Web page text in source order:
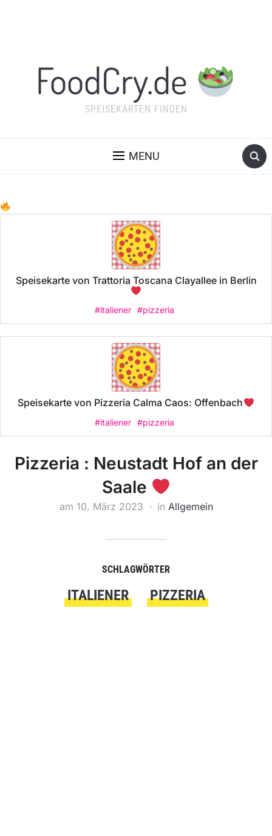
FoodCry.de
SPEISEKARTEN FINDEN
MENU
Speisekarte von Trattoria Toscana Clayallee in Berlin
#italiener #pizzeria
Speisekarte von Pizzeria Calma Caos: Offenbach
#italiener #pizzeria
Pizzeria : Neustadt Hof an der
Saale
am 10. März 2023 in Allgemein
SCHLAGWÖRTER
ITALIENER PIZZERIA